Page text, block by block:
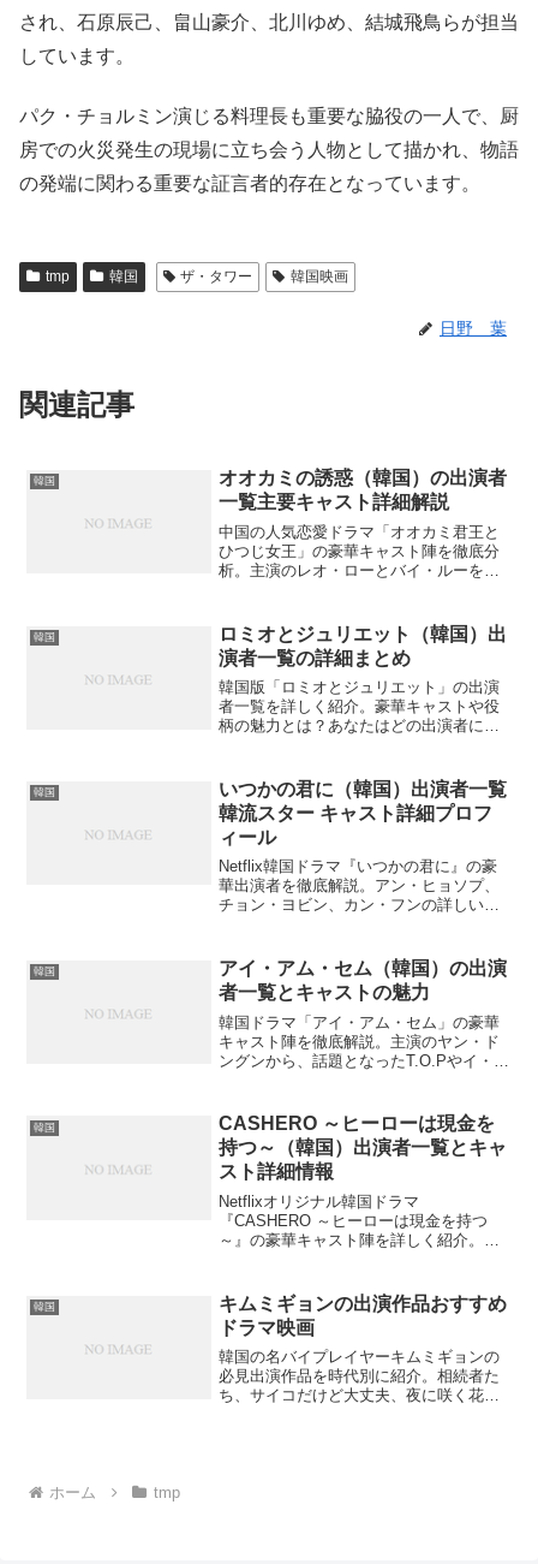
され、石原辰己、畠山豪介、北川ゆめ、結城飛鳥らが担当
しています。
パク・チョルミン演じる料理長も重要な脇役の一人で、厨
房での火災発生の現場に立ち会う人物として描かれ、物語
の発端に関わる重要な証言者的存在となっています。
tmp 韓国 ザ・タワー 韓国映画
日野 葉
関連記事
韓国
オオカミの誘惑（韓国）の出演者
一覧主要キャスト詳細解説
中国の人気恋愛ドラマ「オオカミ君王と
ひつじ女王」の豪華キャスト陣を徹底分
析。主演のレオ・ローとバイ・ルーをは
たはこのドラマの隠された魅力を知って
いますか？
韓国
ロミオとジュリエット（韓国）出
演者一覧の詳細まとめ
韓国版「ロミオとジュリエット」の出演
者一覧を詳しく紹介。豪華キャストや役
柄の魅力とは？あなたはどの出演者に注
韓国
いつかの君に（韓国）出演者一覧
韓流スター キャスト詳細プロフ
ィール
Netflix韓国ドラマ『いつかの君に』の豪
華出演者を徹底解説。アン・ヒョソプ、
チョン・ヨビン、カン・フンの詳しいプ
ますか？
韓国
アイ・アム・セム（韓国）の出演
者一覧とキャストの魅力
韓国ドラマ「アイ・アム・セム」の豪華
キャスト陣を徹底解説。主演のヤン・ド
ングンから、話題となったT.O.Pやイ・ミ
の秘話はありますか？
韓国
CASHERO ～ヒーローは現金を
持つ～（韓国）出演者一覧とキャ
スト詳細情報
Netflixオリジナル韓国ドラマ
『CASHERO ～ヒーローは現金を持つ
～』の豪華キャスト陣を詳しく紹介。
韓国
キムミギョンの出演作品おすすめ
ドラマ映画
韓国の名バイプレイヤーキムミギョンの
必見出演作品を時代別に紹介。相続者た
ち、サイコだけど大丈夫、夜に咲く花な
ホーム tmp